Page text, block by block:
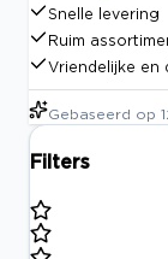
Snelle levering
Ruim
Vriendelijke en
Gebaseerd op
Filters